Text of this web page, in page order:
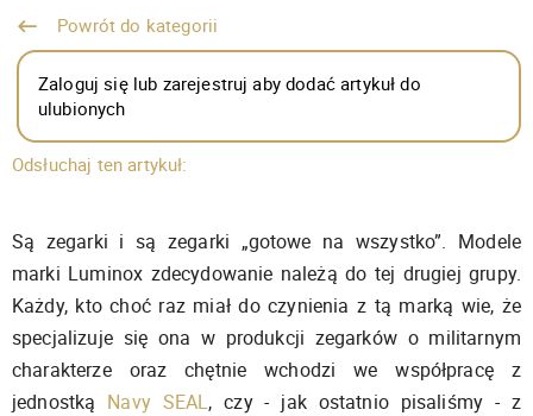
Powrót do kategorii
Zaloguj się lub zarejestruj aby dodać artykuł do
ulubionych
Odsłuchaj ten artykuł:
Są zegarki i są zegarki „gotowe na wszystko”. Modele
marki Luminox zdecydowanie należą do tej drugiej grupy.
Każdy, kto choć raz miał do czynienia z tą marką wie, że
specjalizuje się ona w produkcji zegarków o militarnym
charakterze oraz chętnie wchodzi we współpracę z
jednostką Navy SEAL, czy - jak ostatnio pisaliśmy - z